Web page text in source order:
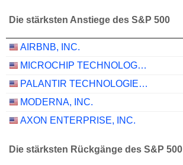
Die stärksten Anstiege des S&P 500
AIRBNB, INC.
MICROCHIP TECHNOLOGY INCORPORATED
PALANTIR TECHNOLOGIES INC.
MODERNA, INC.
AXON ENTERPRISE, INC.
Die stärksten Rückgänge des S&P 500